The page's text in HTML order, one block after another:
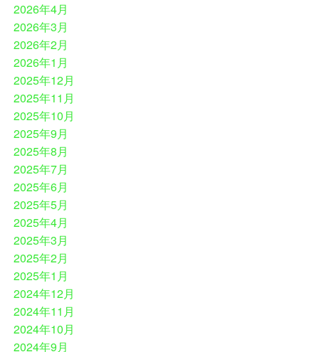
2026年4月
2026年3月
2026年2月
2026年1月
2025年12月
2025年11月
2025年10月
2025年9月
2025年8月
2025年7月
2025年6月
2025年5月
2025年4月
2025年3月
2025年2月
2025年1月
2024年12月
2024年11月
2024年10月
2024年9月